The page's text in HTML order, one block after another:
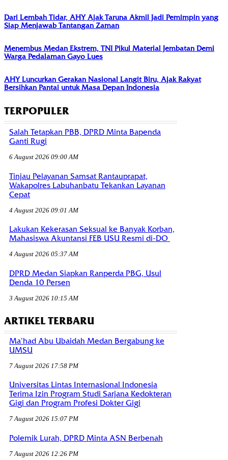
Dari Lembah Tidar, AHY Ajak Taruna Akmil Jadi Pemimpin yang
Siap Menjawab Tantangan Zaman
Menembus Medan Ekstrem, TNI Pikul Material Jembatan Demi
Warga Pedalaman Gayo Lues
AHY Luncurkan Gerakan Nasional Langit Biru, Ajak Rakyat
Bersihkan Pantai untuk Masa Depan Indonesia
TERPOPULER
Salah Tetapkan PBB, DPRD Minta Bapenda
Ganti Rugi
6 August 2026 09:00 AM
Tinjau Pelayanan Samsat Rantauprapat,
Wakapolres Labuhanbatu Tekankan Layanan
Cepat
4 August 2026 09:01 AM
Lakukan Kekerasan Seksual ke Banyak Korban,
Mahasiswa Akuntansi FEB USU Resmi di-DO
4 August 2026 05:37 AM
DPRD Medan Siapkan Ranperda PBG, Usul
Denda 10 Persen
3 August 2026 10:15 AM
ARTIKEL TERBARU
Ma’had Abu Ubaidah Medan Bergabung ke
UMSU
7 August 2026 17:58 PM
Universitas Lintas Internasional Indonesia
Terima Izin Program Studi Sarjana Kedokteran
Gigi dan Program Profesi Dokter Gigi
7 August 2026 15:07 PM
Polemik Lurah, DPRD Minta ASN Berbenah
7 August 2026 12:26 PM